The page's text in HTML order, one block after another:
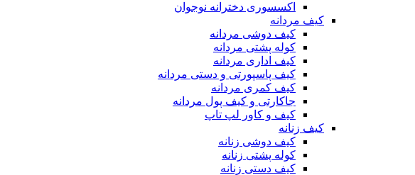
اکسسوری دخترانه نوجوان
کیف مردانه
کیف دوشی مردانه
کوله پشتی مردانه
کیف اداری مردانه
کیف پاسپورتی و دستی مردانه
کیف کمری مردانه
جاکارتی و کیف پول مردانه
کیف و کاور لپ تاپ
کیف زنانه
کیف دوشی زنانه
کوله پشتی زنانه
کیف دستی زنانه